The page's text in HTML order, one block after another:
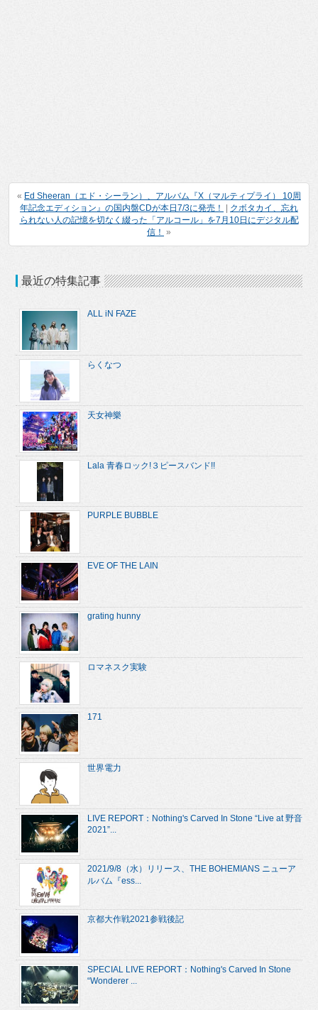
« Ed Sheeran（エド・シーラン）、アルバム『X（マルティプライ） 10周
年記念エディション』の国内盤CDが本日7/3に発売！
クボタカイ、忘れ
られない人の記憶を切なく綴った「アルコール」を7月10日にデジタル配
信！ »
最近の特集記事
ALL iN FAZE
らくなつ
天女神樂
Lala 青春ロック!３ピースバンド!!
PURPLE BUBBLE
EVE OF THE LAIN
grating hunny
ロマネスク実験
171
世界電力
LIVE REPORT：Nothing's Carved In Stone “Live at 野音
2021”...
2021/9/8（水）リリース、THE BOHEMIANS ニューア
ルバム『ess...
京都大作戦2021参戦後記
SPECIAL LIVE REPORT：Nothing's Carved In Stone
“Wonderer ...